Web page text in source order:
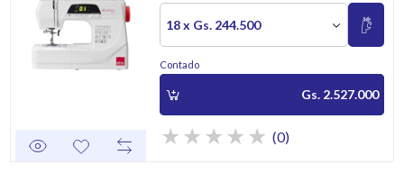
18 x Gs. 244.500
Contado
Gs. 2.527.000
(0)